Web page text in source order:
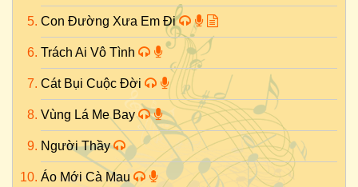
Con Đường Xưa Em Đi
Trách Ai Vô Tình
Cát Bụi Cuộc Đời
Vùng Lá Me Bay
Người Thầy
Áo Mới Cà Mau